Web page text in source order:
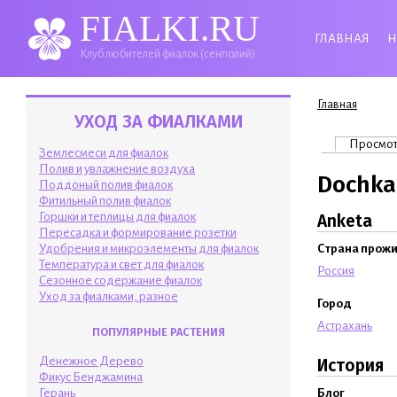
FIALKI.RU
Клуб любителей фиалок (сенполий)
ГЛАВНАЯ
УХОД ЗА ФИАЛКАМИ
Землесмеси для фиалок
Полив и увлажнение воздуха
Поддоный полив фиалок
Фитильный полив фиалок
Горшки и теплицы для фиалок
Пересадка и формирование розетки
Удобрения и микроэлементы для фиалок
Температура и свет для фиалок
Сезонное содержание фиалок
Уход за фиалками, разное
ПОПУЛЯРНЫЕ РАСТЕНИЯ
Денежное Дерево
Фикус Бенджамина
Герань
Вы здесь
Главная
Главные
Anketa
Страна
Россия
Город
Астрахань
История
Блог